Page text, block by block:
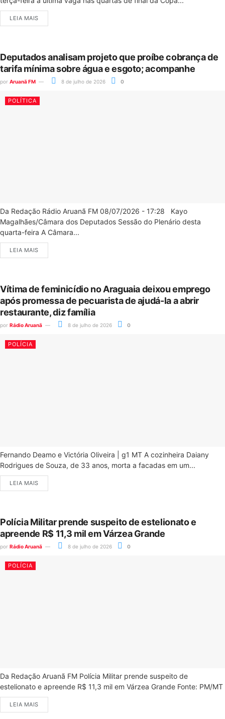
LEIA MAIS
Deputados analisam projeto que proíbe cobrança de
tarifa mínima sobre água e esgoto; acompanhe
por Aruanã FM 8 de julho de 2026 0
POLÍTICA
Da Redação Rádio Aruanã FM 08/07/2026 - 17:28 Kayo
Magalhães/Câmara dos Deputados Sessão do Plenário desta
quarta-feira A Câmara...
LEIA MAIS
Vítima de feminicídio no Araguaia deixou emprego
após promessa de pecuarista de ajudá-la a abrir
restaurante, diz família
por Rádio Aruanã 8 de julho de 2026 0
POLÍCIA
Fernando Deamo e Victória Oliveira | g1 MT A cozinheira Daiany
Rodrigues de Souza, de 33 anos, morta a facadas em um...
LEIA MAIS
Polícia Militar prende suspeito de estelionato e
apreende R$ 11,3 mil em Várzea Grande
por Rádio Aruanã 8 de julho de 2026 0
POLÍCIA
Da Redação Aruanã FM Polícia Militar prende suspeito de
estelionato e apreende R$ 11,3 mil em Várzea Grande Fonte: PM/MT
LEIA MAIS